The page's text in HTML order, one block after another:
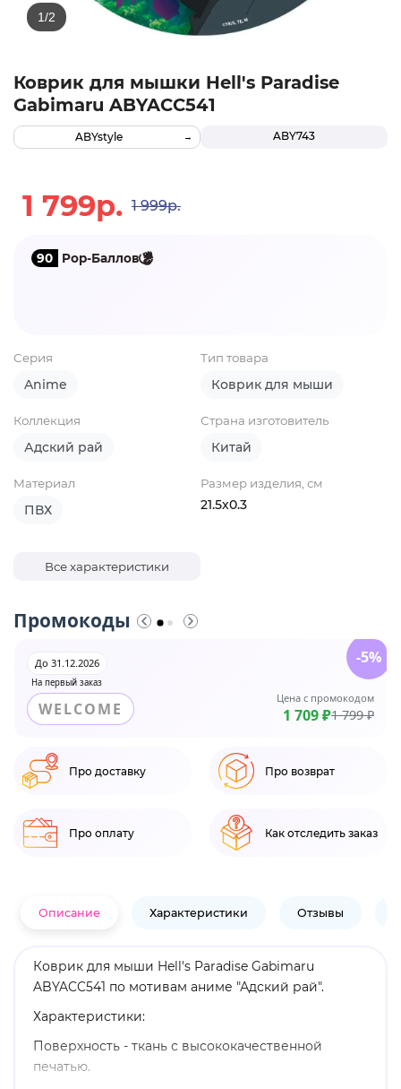
Коврик для мышки Hell's Paradise
Gabimaru ABYACC541
ABY743
ABYstyle
1 799р. 1 999р.
90 Pop-Баллов
Серия
Anime
Тип товара
Коврик для мыши
Коллекция
Адский рай
Страна изготовитель
Китай
Материал
ПВХ
Размер изделия, см
21.5х0.3
Все характеристики
Промокоды
На первый заказ
До 31.12.2026
WELCOME
Цена с промокодом
1 709 ₽1 799 ₽
-5%
Про доставку Про возврат
Про оплату Как отследить заказ
Описание Характеристики Отзывы
Коврик для мыши Hell's Paradise Gabimaru
ABYACC541 по мотивам аниме "Адский рай".
Характеристики:
Поверхность - ткань с высококачественной
печатью.